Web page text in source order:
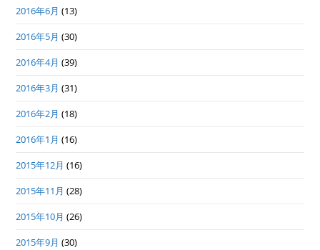
2016年6月 (13)
2016年5月 (30)
2016年4月 (39)
2016年3月 (31)
2016年2月 (18)
2016年1月 (16)
2015年12月 (16)
2015年11月 (28)
2015年10月 (26)
2015年9月 (30)